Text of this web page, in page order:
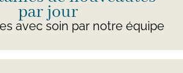
par jour
avec soin par notre équipe